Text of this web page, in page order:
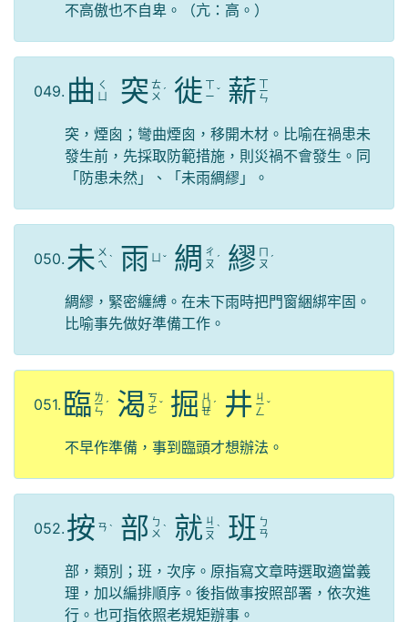
不高傲也不自卑。（亢：高。）
049. 曲 ㄑ
突 ㄊ
ㄨ ˊ 徙 ㄒ
ㄧ ˇ 薪 ㄒ
ㄧ
ㄣ
突，煙囪；彎曲煙囪，移開木材。比喻在禍患未
發生前，先採取防範措施，則災禍不會發生。同
「防患未然」、「未雨綢繆」。
050. 未 ㄨ
ㄟ ˋ 雨 ˇ 綢 ㄔ
ㄡ ˊ 繆 ㄇ
ㄡ ˊ
綢繆，緊密纏縛。在未下雨時把門窗綑綁牢固。
比喻事先做好準備工作。
051. 臨 ㄌ
ㄧ
ㄣ
ˊ 渴 ㄎ
ㄜ ˇ 掘 ㄐ
ㄩ
ㄝ
ˊ 井 ㄐ
ㄧ
ㄥ
ˇ
不早作準備，事到臨頭才想辦法。
052. 按 ㄢ ˋ 部 ㄅ
ㄨ ˋ 就 ㄐ
ㄧ
ㄡ
ˋ 班 ㄅ
ㄢ
部，類別；班，次序。原指寫文章時選取適當義
理，加以編排順序。後指做事按照部署，依次進
行。也可指依照老規矩辦事。